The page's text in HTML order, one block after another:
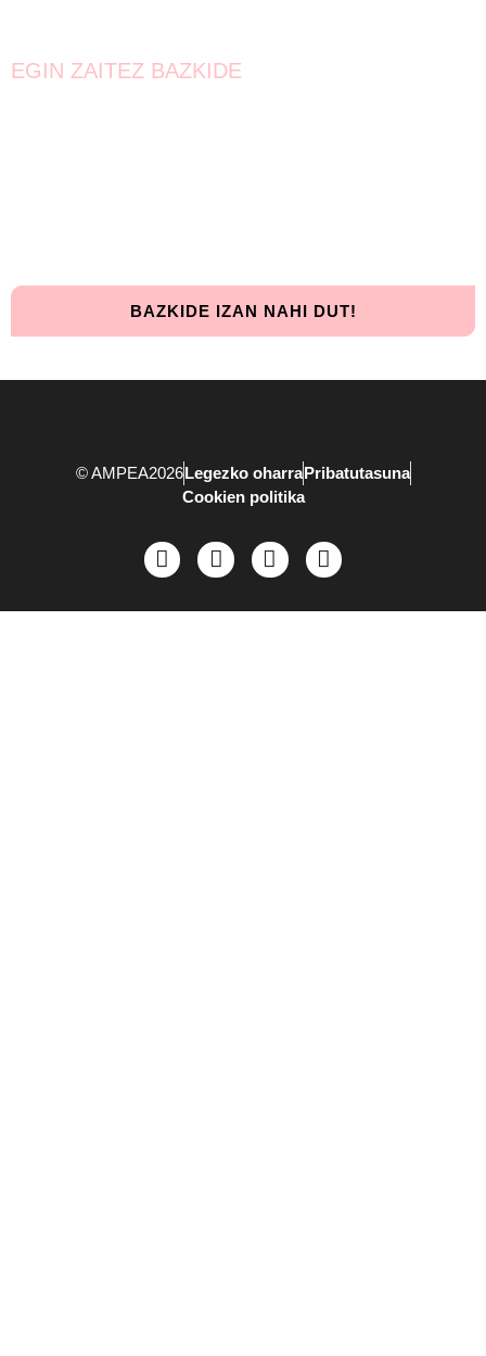
EGIN ZAITEZ BAZKIDE
BAZKIDE IZAN NAHI DUT!
© AMPEA2026Legezko oharraPribatutasuna
Cookien politika